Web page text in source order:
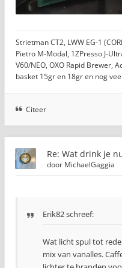
Strietman CT2, LWW EG-1
Pietro M-Modal, 1ZPresso J-
V60/NEO, OXO Rapid Brewer,
basket 15gr en 18gr en nog
Citeer
Re: Wat drink je
door MichaelGaggia
Erik82 schreef:
Wat licht spul tot
mix van vanalles.